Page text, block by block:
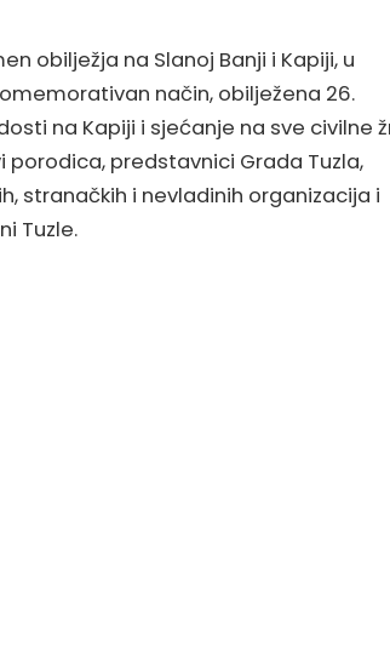
obilježja na Slanoj Banji i Kapiji, u
način, obilježena 26.
na Kapiji i sjećanje na sve civilne
predstavnici Grada Tuzla,
stranačkih i nevladinih organizacija i
Tuzle.